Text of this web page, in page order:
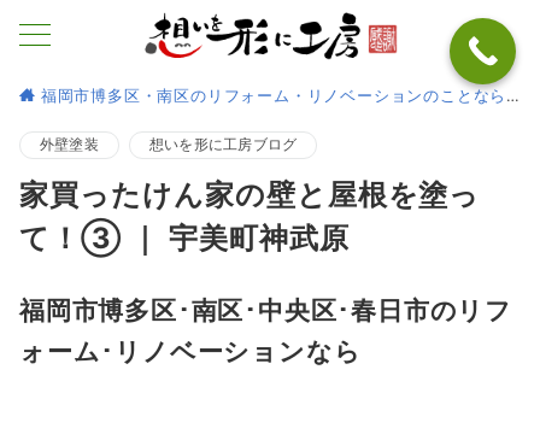
福岡市博多区・南区のリフォーム・リノベーションのことなら
外壁塗装 想いを形に工房ブログ
家買ったけん家の壁と屋根を塗っ
て！③ ｜ 宇美町神武原
福岡市博多区･南区･中央区･春日市のリフ
ォーム･ リノベーションなら